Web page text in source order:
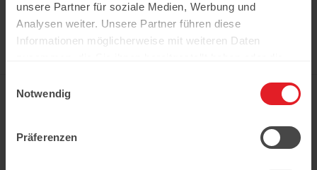
unsere Partner für soziale Medien, Werbung und
Analysen weiter. Unsere Partner führen diese
Informationen möglicherweise mit weiteren Daten
haben.
Notwendig
Präferenzen
ledo.informiert@ledo-markt.de
der gesamte Inhalt sind urheberrechtlich
geschützt.